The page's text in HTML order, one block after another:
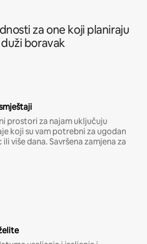
za one koji planiraju
duži boravak
prostori za najam uključuju
koji su vam potrebni za ugodan
više dana. Savršena zamjena za